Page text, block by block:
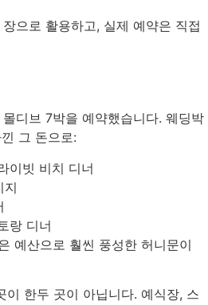
으로 활용하고, 실제 예약은 직접
디브 7박을 예약했습니다. 웨딩박
그 돈으로:
이빗 비치 디너
지
랑 디너
예산으로 훨씬 풍성한 허니문이
이 한두 곳이 아닙니다. 예식장, 스